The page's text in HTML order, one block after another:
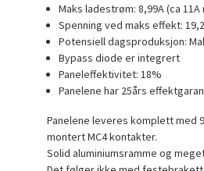
Maks ladestrøm: 8,99A (ca 11A
Spenning ved maks effekt:
Potensiell dagsproduksjon:
Bypass diode er integrert
Paneleffektivitet: 18%
Panelene har 25års
Panelene leveres komplett med
montert MC4 kontakter.
Solid aluminiumsramme og